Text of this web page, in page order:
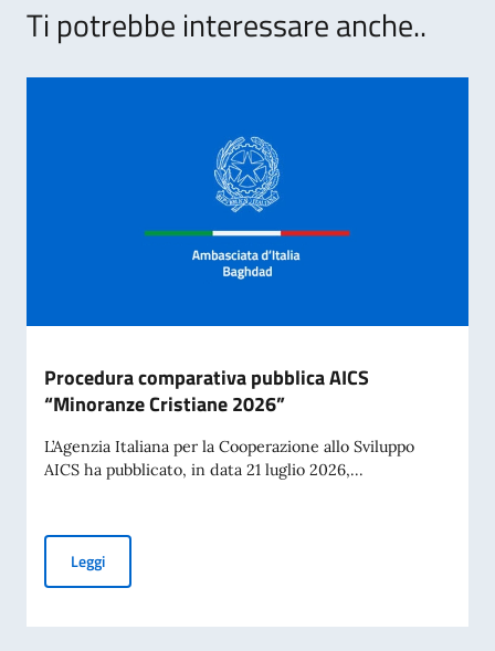
Ti potrebbe interessare anche..
Procedura comparativa pubblica AICS
“Minoranze Cristiane 2026”
L’Agenzia Italiana per la Cooperazione allo Sviluppo
AICS ha pubblicato, in data 21 luglio 2026,...
LeggiProcedura comparativa pubblica AICS “Minoranze